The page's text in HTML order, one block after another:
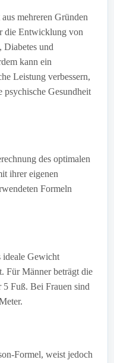
mehreren Gründen
die Entwicklung von
und
kann ein
Leistung verbessern,
psychische Gesundheit
des optimalen
ihrer eigenen
Formeln
ideale Gewicht
Für Männer beträgt die
Fuß. Bei Frauen sind
Formel, weist jedoch